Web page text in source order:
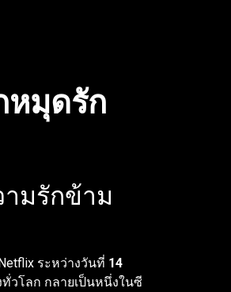
หมุดรัก
ามรักข้าม
ระหว่างวันที่ 14
วโลก กลายเป็นหนึ่งในซี